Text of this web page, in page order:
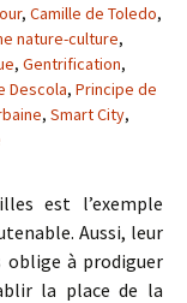
, Camille de Toledo,
nature-culture,
, Gentrification,
Descola, Principe de
, Smart City,
est l’exemple
Aussi, leur
à prodiguer
la place de la